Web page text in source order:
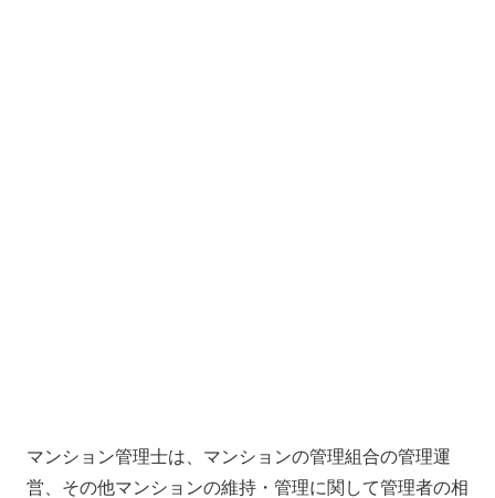
マンション管理士は、マンションの管理組合の管理運
営、その他マンションの維持・管理に関して管理者の相